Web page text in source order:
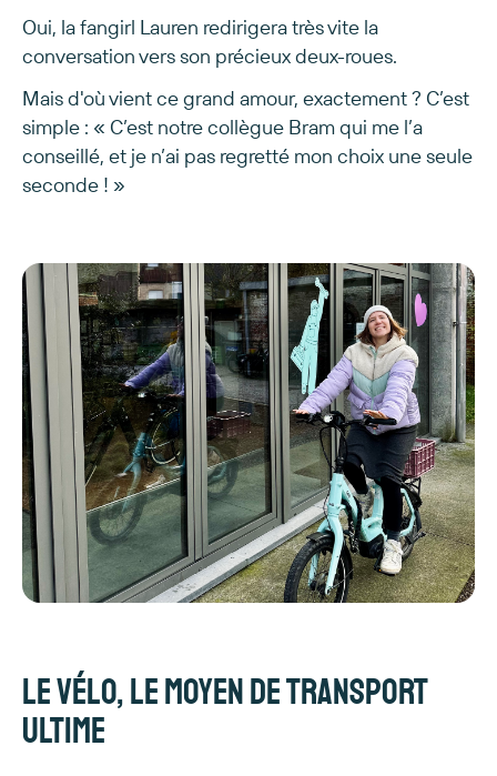
Oui, la fangirl Lauren redirigera très vite la
conversation vers son précieux deux-roues.
Mais d'où vient ce grand amour, exactement ? C’est
simple : « C’est notre collègue Bram qui me l’a
conseillé, et je n’ai pas regretté mon choix une seule
seconde ! »
Le vélo, le moyen de transport
ultime